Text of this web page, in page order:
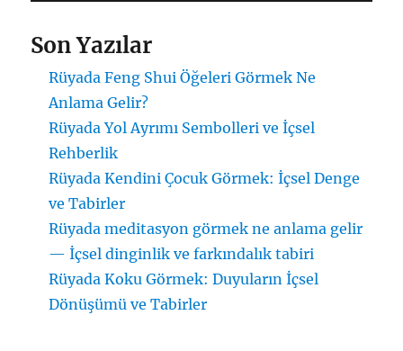
Son Yazılar
Rüyada Feng Shui Öğeleri Görmek Ne
Anlama Gelir?
Rüyada Yol Ayrımı Sembolleri ve İçsel
Rehberlik
Rüyada Kendini Çocuk Görmek: İçsel Denge
ve Tabirler
Rüyada meditasyon görmek ne anlama gelir
— İçsel dinginlik ve farkındalık tabiri
Rüyada Koku Görmek: Duyuların İçsel
Dönüşümü ve Tabirler